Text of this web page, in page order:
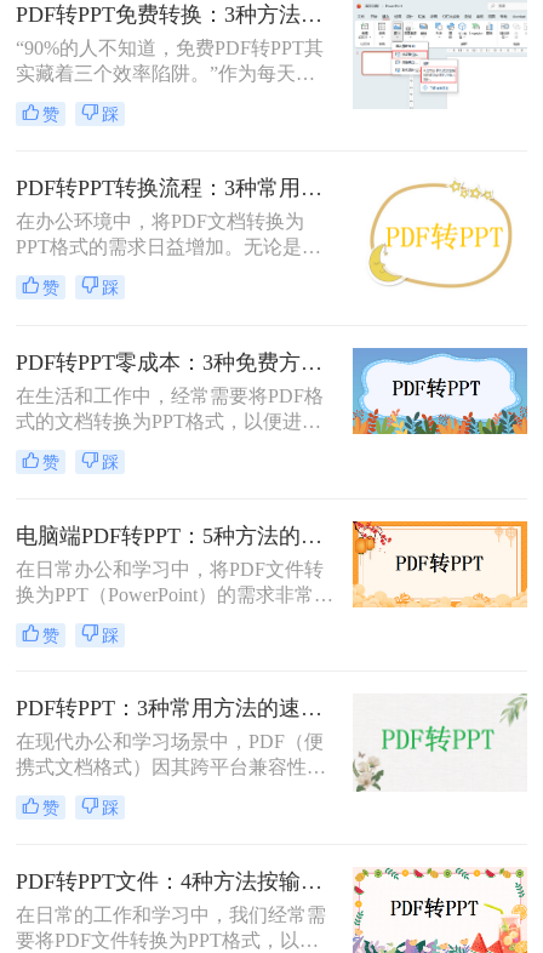
进行编辑、修改或演示。那么pdf怎么
转换成ppt呢？本文将详细介绍几种将
PDF转换为PPT的方法，帮助您轻松
实现文件格式的转换。
PDF转PPT免费转换：3种方法的隐藏功能和效率差异！
“90%的人不知道，免费PDF转PPT其
实藏着三个效率陷阱。”作为每天处
理20+份文档的办公博主，我见过太
多人被“免费转换”的噱头坑过——要
要么扫描版PDF转完还是图片格式，
更有甚者因为文件包含商业数据，转
换后收到平台的“付费解锁”勒索邮
件。
赞 踩
PDF转PPT转换流程：3种常用方法的速度和精度对比！
在办公环境中，将PDF文档转换为
PPT格式的需求日益增加。无论是为
了更好地展示信息，还是为了便于编
辑内容，掌握几种有效的PDF转PPT
怎么转换呢？本文将介绍三种常用的
方法来实现这一转换。
赞 踩
PDF转PPT零成本：3种免费方案的实际效果和隐藏限制！
在生活和工作中，经常需要将PDF格
式的文档转换为PPT格式，以便进行
演示和讲解。然而，一些专业的PDF
转PPT软件可能需要付费购买。那么
介绍三种不需要花钱就能将PDF转换
成PPT的方法。
赞 踩
电脑端PDF转PPT：5种方法的安装配置和操作差异！
在日常办公和学习中，将PDF文件转
换为PPT（PowerPoint）的需求非常普
遍。无论是为了制作演示文稿、分享
资料还是教学用途，掌握高效的PDF
脑pdf如何转化为ppt呢？本文将详细
介绍五种将PDF转换成PPT的方法，
帮助您轻松应对各种需求。
赞 踩
PDF转PPT：3种常用方法的速度对比和适用文件类型！
在现代办公和学习场景中，PDF（便
携式文档格式）因其跨平台兼容性和
内容稳定性而广泛使用。然而，在某
些情况下，我们可能需要将PDF文件
以便于编辑、演示或分享。那么PDF
如何转ppt呢？本文将详细介绍几种常
用的PDF转PPT的方法。
赞 踩
PDF转PPT文件：4种方法按输出格式（pptx/ppt）和页数选择!
在日常的工作和学习中，我们经常需
要将PDF文件转换为PPT格式，以便